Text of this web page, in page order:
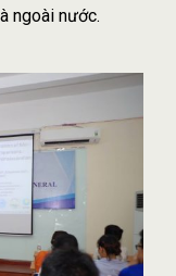
ngoài nước.